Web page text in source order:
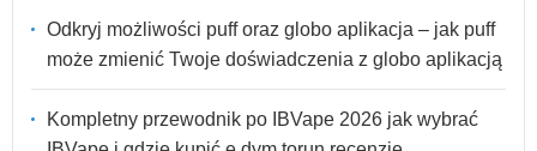
Odkryj możliwości puff oraz globo aplikacja – jak puff
może zmienić Twoje doświadczenia z globo aplikacją
Kompletny przewodnik po IBVape 2026 jak wybrać